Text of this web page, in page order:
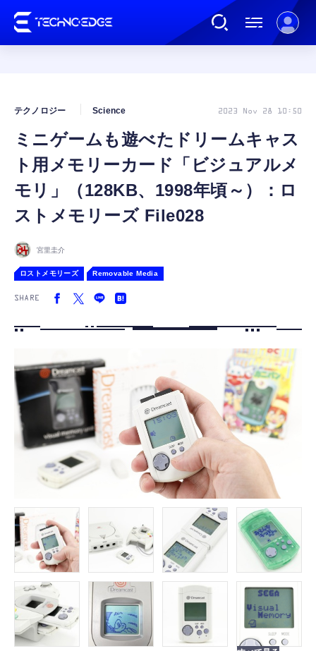
AI
ガジェット
ゲーム
カルチャー
ミニゲームも遊べたドリームキャス
ト用メモリーカード「ビジュアルメ
モリ」（128KB、1998年頃～）：ロ
ストメモリーズ File028
テクノロジー Science 2023 Nov 28 10:50
宮里圭介
ロストメモリーズ Removable Media
SHARE